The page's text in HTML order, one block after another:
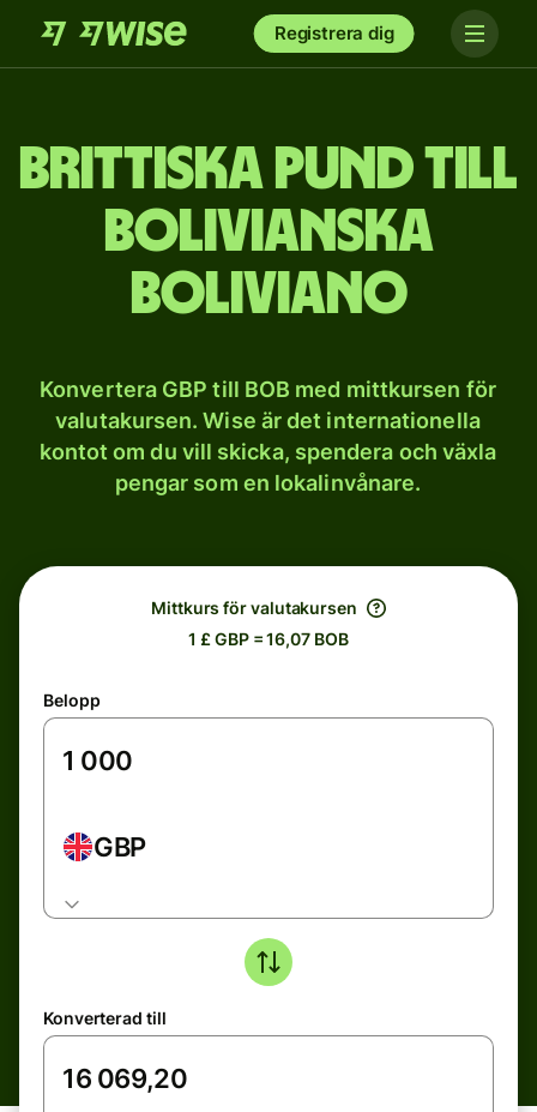
Registrera dig
Brittiska pund till
bolivianska
boliviano
Konvertera GBP till BOB med mittkursen för
valutakursen. Wise är det internationella
kontot om du vill skicka, spendera och växla
pengar som en lokalinvånare.
Mittkurs för valutakursen
1 £ GBP = 16,07 BOB
Belopp
GBP
Konverterad till